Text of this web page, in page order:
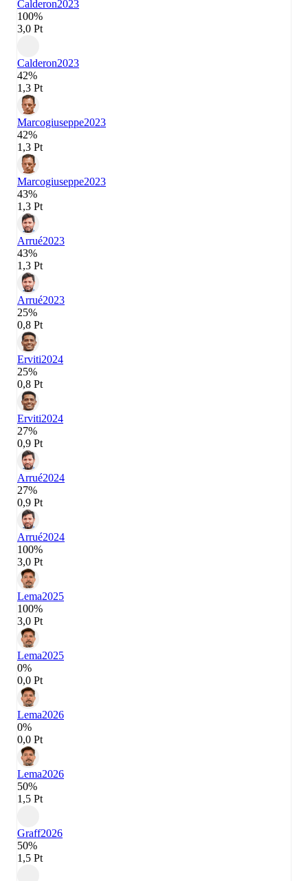
Calderon2023
100%
3,0 Pt
Calderon2023
42%
1,3 Pt
Marcogiuseppe2023
42%
1,3 Pt
Marcogiuseppe2023
43%
1,3 Pt
Arrué2023
43%
1,3 Pt
Arrué2023
25%
0,8 Pt
Erviti2024
25%
0,8 Pt
Erviti2024
27%
0,9 Pt
Arrué2024
27%
0,9 Pt
Arrué2024
100%
3,0 Pt
Lema2025
100%
3,0 Pt
Lema2025
0%
0,0 Pt
Lema2026
0%
0,0 Pt
Lema2026
50%
1,5 Pt
Graff2026
50%
1,5 Pt